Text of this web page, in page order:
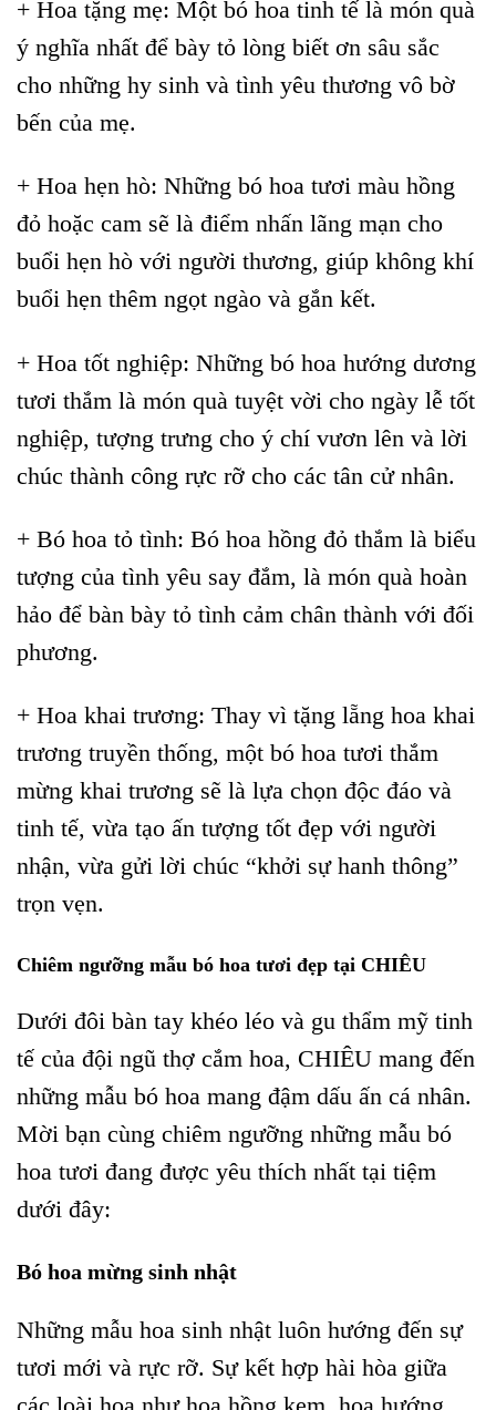
+ Hoa tặng mẹ: Một bó hoa tinh tế là món quà
ý nghĩa nhất để bày tỏ lòng biết ơn sâu sắc
cho những hy sinh và tình yêu thương vô bờ
bến của mẹ.
+ Hoa hẹn hò: Những bó hoa tươi màu hồng
đỏ hoặc cam sẽ là điểm nhấn lãng mạn cho
buổi hẹn hò với người thương, giúp không khí
buổi hẹn thêm ngọt ngào và gắn kết.
+ Hoa tốt nghiệp: Những bó hoa hướng dương
tươi thắm là món quà tuyệt vời cho ngày lễ tốt
nghiệp, tượng trưng cho ý chí vươn lên và lời
chúc thành công rực rỡ cho các tân cử nhân.
+ Bó hoa tỏ tình: Bó hoa hồng đỏ thắm là biểu
tượng của tình yêu say đắm, là món quà hoàn
hảo để bàn bày tỏ tình cảm chân thành với đối
phương.
+ Hoa khai trương: Thay vì tặng lẵng hoa khai
trương truyền thống, một bó hoa tươi thắm
mừng khai trương sẽ là lựa chọn độc đáo và
tinh tế, vừa tạo ấn tượng tốt đẹp với người
nhận, vừa gửi lời chúc “khởi sự hanh thông”
trọn vẹn.
Chiêm ngưỡng mẫu bó hoa tươi đẹp tại CHIÊU
Dưới đôi bàn tay khéo léo và gu thẩm mỹ tinh
tế của đội ngũ thợ cắm hoa, CHIÊU mang đến
những mẫu bó hoa mang đậm dấu ấn cá nhân.
Mời bạn cùng chiêm ngưỡng những mẫu bó
hoa tươi đang được yêu thích nhất tại tiệm
dưới đây:
Bó hoa mừng sinh nhật
Những mẫu hoa sinh nhật luôn hướng đến sự
tươi mới và rực rỡ. Sự kết hợp hài hòa giữa